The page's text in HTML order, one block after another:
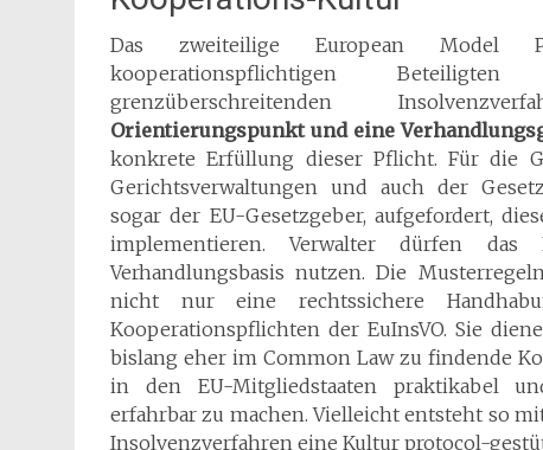
Das zweiteilige European Model
kooperationspflichtigen
grenzüberschreitenden
Orientierungspunkt und eine
konkrete Erfüllung dieser Pflicht. Für die
Gerichtsverwaltungen und auch der
sogar der EU-Gesetzgeber, aufgefordert,
implementieren. Verwalter dürfen
Verhandlungsbasis nutzen. Die
nicht nur eine rechtssichere
Kooperationspflichten der EuInsVO. Sie
bislang eher im Common Law zu findende
in den EU-Mitgliedstaaten praktikabel
erfahrbar zu machen. Vielleicht entsteht so
Insolvenzverfahren eine Kultur protocol-